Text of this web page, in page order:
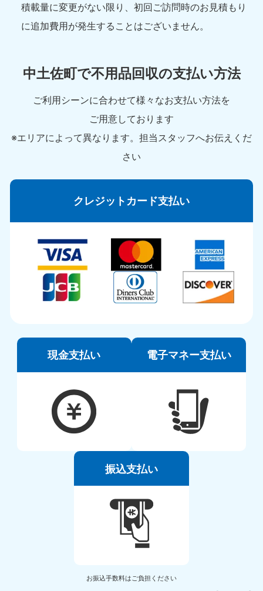
積載量に変更がない限り、初回ご訪問時のお見積もり
に追加費用が発生することはございません。
中土佐町で不用品回収の支払い方法
ご利用シーンに合わせて様々なお支払い方法を
ご用意しております
※エリアによって異なります。担当スタッフへお伝えくだ
さい
クレジットカード支払い
現金支払い 電子マネー支払い
振込支払い
お振込手数料はご負担ください